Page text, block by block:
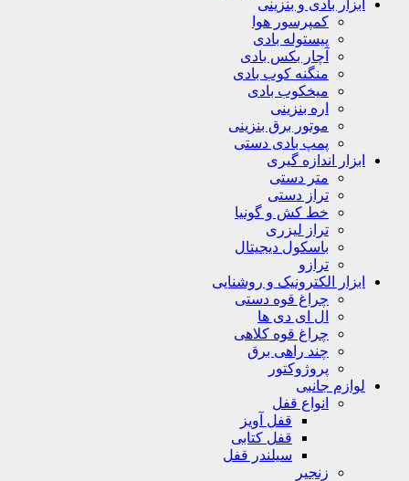
ابزار بادی و بنزینی
کمپرسور هوا
پیستوله بادی
آچار بکس بادی
منگنه کوب بادی
میخکوب بادی
اره بنزینی
موتور برق بنزینی
پمپ بادی دستی
ابزار اندازه گیری
متر دستی
تراز دستی
خط کش و گونیا
تراز لیزری
باسکول دیجیتال
ترازو
ابزار الکترونیک و روشنایی
چراغ قوه دستی
ال ای دی ها
چراغ قوه کلاهی
چند راهی برق
پروژوکتور
لوازم جانبی
انواع قفل
قفل آویز
قفل کتابی
سیلندر قفل
زنجیر